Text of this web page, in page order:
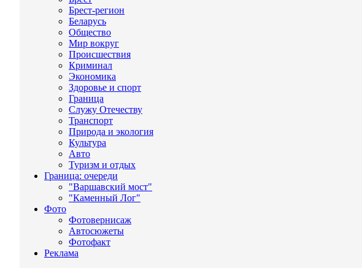
Брест-регион
Беларусь
Общество
Мир вокруг
Происшествия
Криминал
Экономика
Здоровье и спорт
Граница
Служу Отечеству
Транспорт
Природа и экология
Культура
Авто
Туризм и отдых
Граница: очереди
"Варшавский мост"
"Каменный Лог"
Фото
Фотовернисаж
Автосюжеты
Фотофакт
Реклама